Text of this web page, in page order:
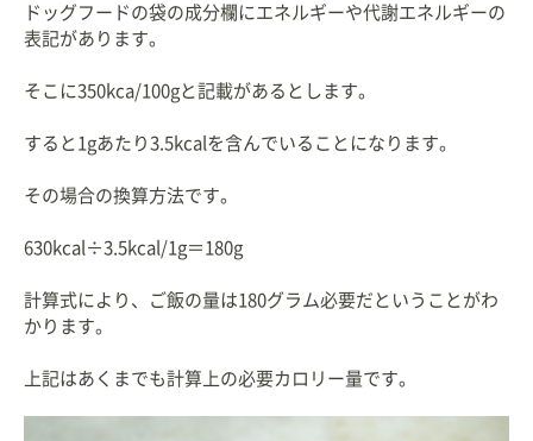
ドッグフードの袋の成分欄にエネルギーや代謝エネルギーの
表記があります。
そこに350kca/100gと記載があるとします。
すると1gあたり3.5kcalを含んでいることになります。
その場合の換算方法です。
630kcal÷3.5kcal/1g＝180g
計算式により、ご飯の量は180グラム必要だということがわ
かります。
上記はあくまでも計算上の必要カロリー量です。